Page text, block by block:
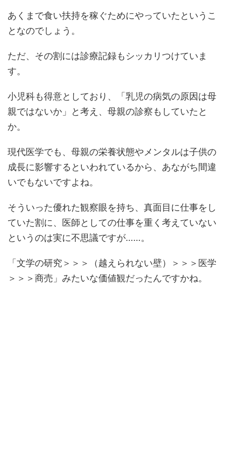
あくまで食い扶持を稼ぐためにやっていたというこ
となのでしょう。
ただ、その割には診療記録もシッカリつけていま
す。
小児科も得意としており、「乳児の病気の原因は母
親ではないか」と考え、母親の診察もしていたと
か。
現代医学でも、母親の栄養状態やメンタルは子供の
成長に影響するといわれているから、あながち間違
いでもないですよね。
そういった優れた観察眼を持ち、真面目に仕事をし
ていた割に、医師としての仕事を重く考えていない
というのは実に不思議ですが……。
「文学の研究＞＞＞（越えられない壁）＞＞＞医学
＞＞＞商売」みたいな価値観だったんですかね。